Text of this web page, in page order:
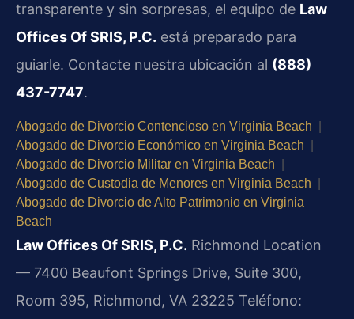
transparente y sin sorpresas, el equipo de Law
Offices Of SRIS, P.C. está preparado para
guiarle. Contacte nuestra ubicación al (888)
437-7747.
Abogado de Divorcio Contencioso en Virginia Beach
Abogado de Divorcio Económico en Virginia Beach
Abogado de Divorcio Militar en Virginia Beach
Abogado de Custodia de Menores en Virginia Beach
Abogado de Divorcio de Alto Patrimonio en Virginia
Beach
Law Offices Of SRIS, P.C. Richmond Location
— 7400 Beaufont Springs Drive, Suite 300,
Room 395, Richmond, VA 23225 Teléfono: